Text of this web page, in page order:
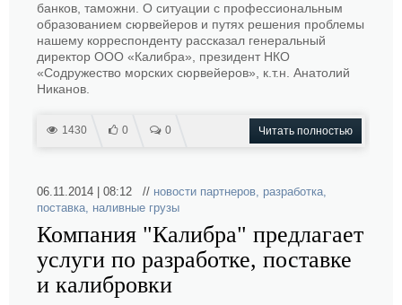
банков, таможни. О ситуации с профессиональным
образованием сюрвейеров и путях решения проблемы
нашему корреспонденту рассказал генеральный
директор ООО «Калибра», президент НКО
«Содружество морских сюрвейеров», к.т.н. Анатолий
Никанов.
1430 0 0 Читать полностью
06.11.2014 | 08:12 // новости партнеров, разработка,
поставка, наливные грузы
Компания "Калибра" предлагает
услуги по разработке, поставке
и калибровки